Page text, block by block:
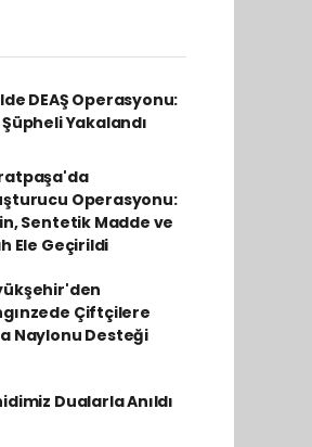
DEAŞ Operasyonu:
Şüpheli Yakalandı
Operasyonu:
Sentetik Madde ve
Ele Geçirildi
Çiftçilere
Naylonu Desteği
Dualarla Anıldı